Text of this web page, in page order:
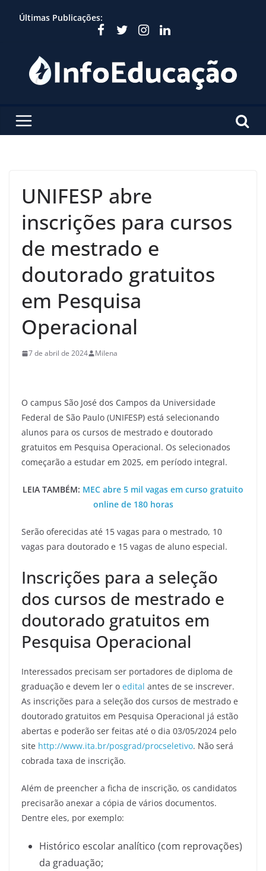
Últimas Publicações:
UNIFESP abre
inscrições para cursos
de mestrado e
doutorado gratuitos
em Pesquisa
Operacional
7 de abril de 2024 Milena
O campus São José dos Campos da Universidade
Federal de São Paulo (UNIFESP) está selecionando
alunos para os cursos de mestrado e doutorado
gratuitos em Pesquisa Operacional. Os selecionados
começarão a estudar em 2025, em período integral.
LEIA TAMBÉM: MEC abre 5 mil vagas em curso gratuito
online de 180 horas
Serão oferecidas até 15 vagas para o mestrado, 10
vagas para doutorado e 15 vagas de aluno especial.
Inscrições para a seleção
dos cursos de mestrado e
doutorado gratuitos em
Pesquisa Operacional
Interessados precisam ser portadores de diploma de
graduação e devem ler o edital antes de se inscrever.
As inscrições para a seleção dos cursos de mestrado e
doutorado gratuitos em Pesquisa Operacional já estão
abertas e poderão ser feitas até o dia 03/05/2024 pelo
site http://www.ita.br/posgrad/procseletivo. Não será
cobrada taxa de inscrição.
Além de preencher a ficha de inscrição, os candidatos
precisarão anexar a cópia de vários documentos.
Dentre eles, por exemplo:
Histórico escolar analítico (com reprovações)
da graduação;